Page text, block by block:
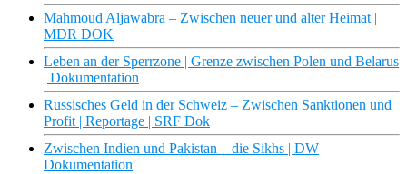
Mahmoud Aljawabra – Zwischen neuer und alter Heimat |
MDR DOK
Leben an der Sperrzone | Grenze zwischen Polen und Belarus
| Dokumentation
Russisches Geld in der Schweiz – Zwischen Sanktionen und
Profit | Reportage | SRF Dok
Zwischen Indien und Pakistan – die Sikhs | DW
Dokumentation